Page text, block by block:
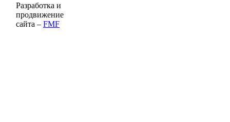
Разработка и
продвижение
сайта – FMF